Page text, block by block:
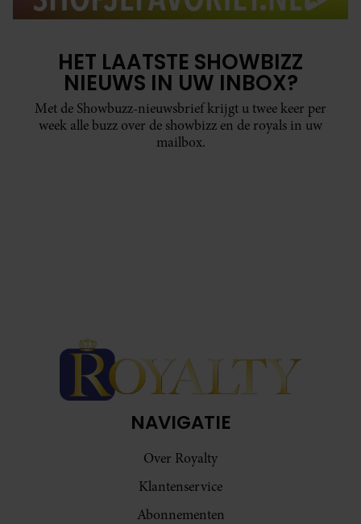
HET LAATSTE SHOWBIZZ
NIEUWS IN UW INBOX?
Met de Showbuzz-nieuwsbrief krijgt u twee keer per
week alle buzz over de showbizz en de royals in uw
mailbox.
NAVIGATIE
Over Royalty
Klantenservice
Abonnementen